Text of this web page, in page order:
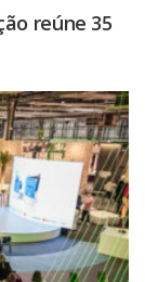
reúne 35